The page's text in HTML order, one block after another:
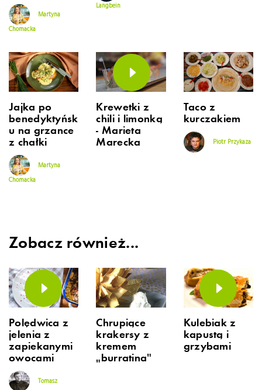
Martyna
Chomacka
Langbein
Jajka po
benedyktyńsk
u na grzance
z chałki
Martyna
Chomacka
Krewetki z
chili i limonką
- Marieta
Marecka
Taco z
kurczakiem
Piotr Przykaza
Zobacz również...
Polędwica z
jelenia z
zapiekanymi
owocami
Tomasz
Chrupiące
krakersy z
kremem
„burratina”
Kulebiak z
kapustą i
grzybami